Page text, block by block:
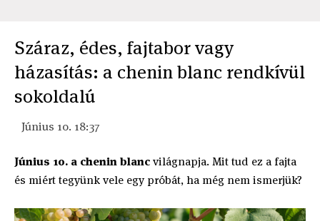
Száraz, édes, fajtabor vagy
házasítás: a chenin blanc rendkívül
sokoldalú
Június 10. 18:37
Június 10. a chenin blancvilágnapja. Mit tud ez a fajta
és miért tegyünk vele egy próbát, ha még nem ismerjük?